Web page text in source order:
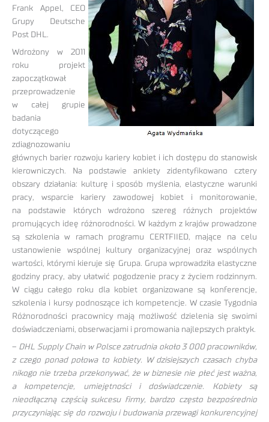
Frank Appel, CEO
Grupy Deutsche
Post DHL.
Wdrożony w 2011
roku projekt
zapoczątkował
przeprowadzenie
w całej grupie
badania
dotyczącego
zdiagnozowaniu
głównych barier rozwoju kariery kobiet i ich dostępu do stanowisk
kierowniczych. Na podstawie ankiety zidentyfikowano cztery
obszary działania: kulturę i sposób myślenia, elastyczne warunki
pracy, wsparcie kariery zawodowej kobiet i monitorowanie,
na podstawie których wdrożono szereg różnych projektów
promujących ideę różnorodności. W każdym z krajów prowadzone
są szkolenia w ramach programu CERTFIIED, mające na celu
ustanowienie wspólnej kultury organizacyjnej oraz wspólnych
wartości, którymi kieruje się Grupa. Grupa wprowadziła elastyczne
godziny pracy, aby ułatwić pogodzenie pracy z życiem rodzinnym.
W ciągu całego roku dla kobiet organizowane są konferencje,
szkolenia i kursy podnoszące ich kompetencje. W czasie Tygodnia
Różnorodności pracownicy mają możliwość dzielenia się swoimi
doświadczeniami, obserwacjami i promowania najlepszych praktyk.
– DHL Supply Chain w Polsce zatrudnia około 3 000 pracowników,
z czego ponad połowa to kobiety. W dzisiejszych czasach chyba
nikogo nie trzeba przekonywać, że w biznesie nie płeć jest ważna,
a kompetencje, umiejętności i doświadczenie. Kobiety są
nieodłączną częścią sukcesu firmy, bardzo często bezpośrednio
przyczyniając się do rozwoju i budowania przewagi konkurencyjnej